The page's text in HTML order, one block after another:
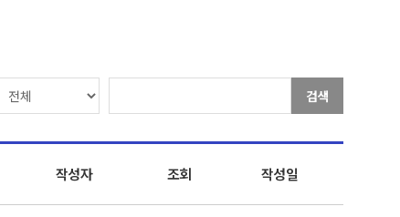
검색
작성자 조회 작성일